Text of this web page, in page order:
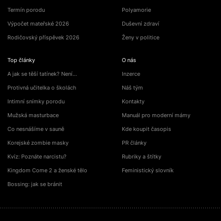
Termín porodu
Výpočet mateřské 2026
Rodičovský příspěvek 2026
Top články
A jak se těší tatínek? Není…
Protivná učitelka o školách
Intimní snímky porodu
Mužská masturbace
Co nesnášíme v sauně
Korejské zombie masky
Kvíz: Poznáte narcistu?
Kingdom Come 2 a ženské tělo
Bossing: jak se bránit
Polyamorie
Duševní zdraví
Ženy v politice
O nás
Inzerce
Náš tým
Kontakty
Manuál pro moderní mámy
Kde koupit časopis
PR články
Rubriky a štítky
Feministický slovník